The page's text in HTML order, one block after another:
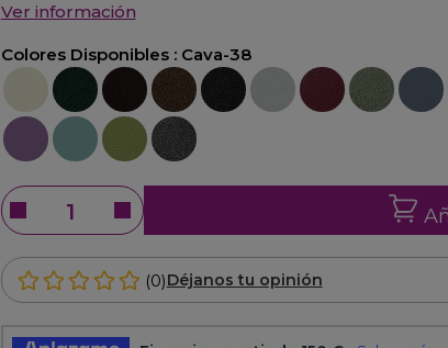
Ver información
Colores Disponibles : Cava-38
Crema-22Verde-23Marrón-25
Oxido-26Negro-27Plata-29Burdeos-30
Verde-32Azúl-
Violeta-42
Azúl-52Verde-45
Gris-21
(0)Déjanos tu opinión